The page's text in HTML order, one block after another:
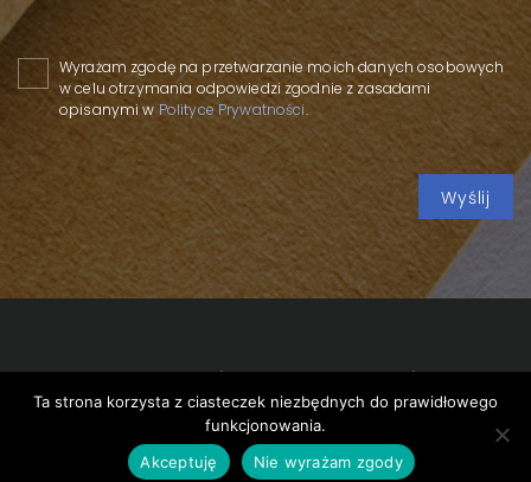
Please leave this field empty.
Wyrażam zgodę na przetwarzanie moich danych osobowych
w celu otrzymania odpowiedzi zgodnie z zasadami
opisanymi w Polityce Prywatności.
cookies /
design byVENTI
Ta strona korzysta z ciasteczek niezbędnych do prawidłowego
funkcjonowania.
Akceptuję
Nie wyrażam zgody